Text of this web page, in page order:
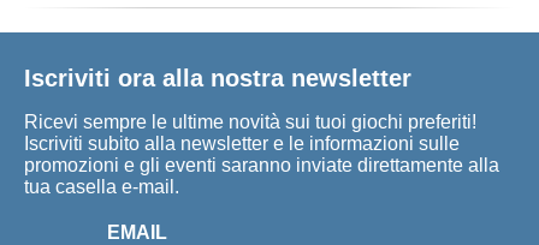
Iscriviti ora alla nostra newsletter
Ricevi sempre le ultime novità sui tuoi giochi preferiti!
Iscriviti subito alla newsletter e le informazioni sulle
promozioni e gli eventi saranno inviate direttamente alla
tua casella e-mail.
EMAIL